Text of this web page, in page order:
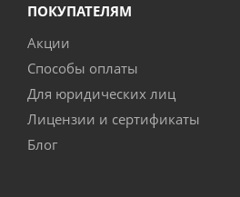
ПОКУПАТЕЛЯМ
Акции
Способы оплаты
Для юридических лиц
Лицензии и сертификаты
Блог